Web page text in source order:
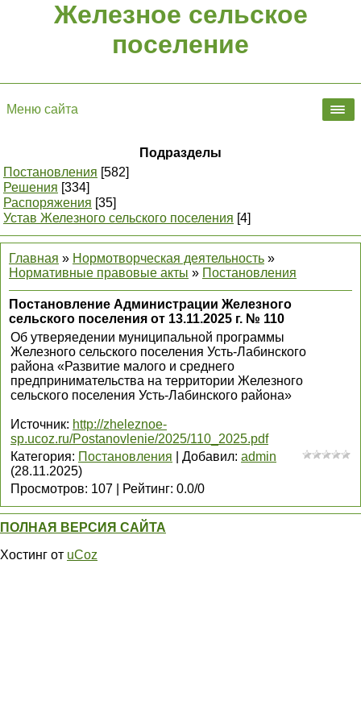
Железное сельское
поселение
Меню сайта
Подразделы
Постановления [582]
Решения [334]
Распоряжения [35]
Устав Железного сельского поселения [4]
Главная » Нормотворческая деятельность »
Нормативные правовые акты » Постановления
Постановление Администрации Железного
сельского поселения от 13.11.2025 г. № 110
Об утверяедении муниципальной программы
Железного сельского поселения Усть-Лабинского
района «Развитие малого и среднего
предпринимательства на территории Железного
сельского поселения Усть-Лабинского района»
Источник: http://zheleznoe-
sp.ucoz.ru/Postanovlenie/2025/110_2025.pdf
Категория: Постановления Добавил: admin
(28.11.2025)
Просмотров: 107 Рейтинг: 0.0/0
ПОЛНАЯ ВЕРСИЯ САЙТА
Хостинг от uCoz